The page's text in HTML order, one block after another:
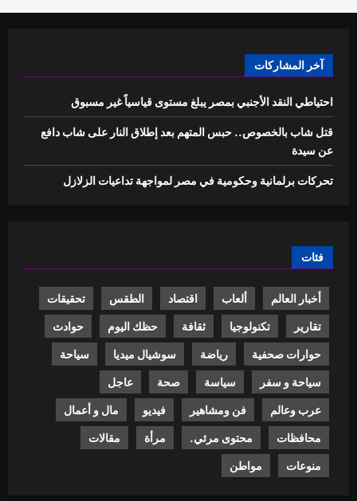
آخر المشاركات
احتياطي النقد الأجنبي بمصر يبلغ مستوى قياسياً غير مسبوق
قتل شاب بالخصوص.. حبس المتهم بعد إطلاق النار على شاب دافع
عن سيدة
تحركات برلمانية وحكومية في مصر لمواجهة تداعيات الزلازل
فئات
أخبار العالم ألعاب اقتصاد الطقس تحقيقات
تقارير تكنولوجيا ثقافة حظك اليوم حوادث
حوارات صحفية رياضة سوشيال ميديا سياحة
سياحة و سفر سياسة صحة عاجل
عرب وعالم فن ومشاهير فيديو مال و أعمال
محافظات محتوى مرئي. مرأة مقالات
منوعات مواطن